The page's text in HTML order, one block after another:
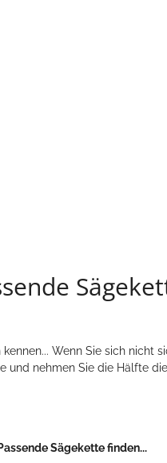
Wenn Sie sich nicht
und nehmen Sie die Hälfte
Passende Sägekette finden...